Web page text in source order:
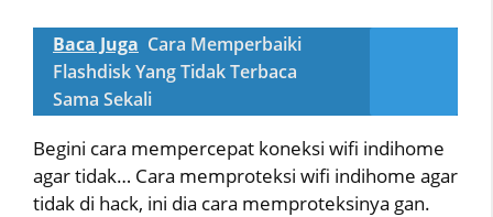
Baca Juga Cara Memperbaiki
Flashdisk Yang Tidak Terbaca
Sama Sekali
Begini cara mempercepat koneksi wifi indihome
agar tidak… Cara memproteksi wifi indihome agar
tidak di hack, ini dia cara memproteksinya gan.